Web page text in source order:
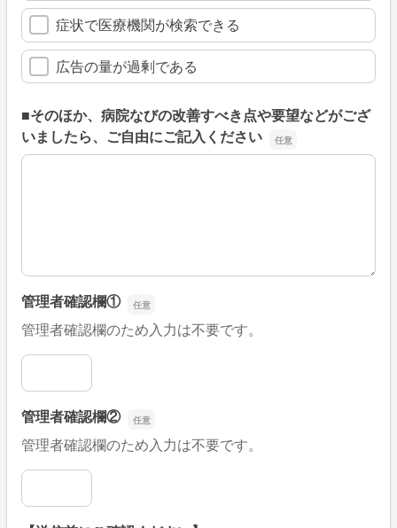
症状で医療機関が検索できる
広告の量が過剰である
■そのほか、病院なびの改善すべき点や要望などがござ
いましたら、ご自由にご記入ください
■そのほか、病院なびの改善すべき点や要望などがござい
管理者確認欄①
管理者確認欄のため入力は不要です。
管理者確認欄①
管理者確認欄②
管理者確認欄のため入力は不要です。
管理者確認欄②